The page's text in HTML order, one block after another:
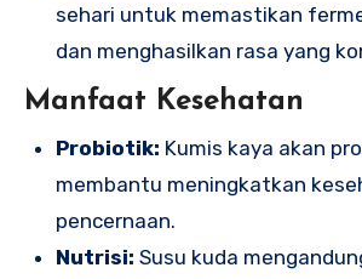
sehari untuk memastikan
dan menghasilkan rasa yang
Manfaat Kesehatan
Probiotik: Kumis kaya akan
membantu meningkatkan
pencernaan.
Nutrisi: Susu kuda